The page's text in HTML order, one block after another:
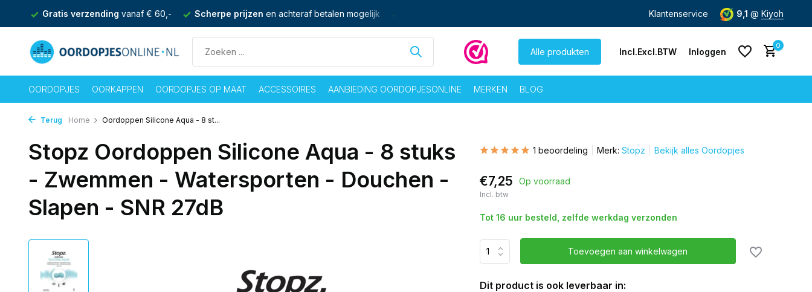
Gratis verzending vanaf € 60,- Scherpe prijzen en achteraf betalen mogelijk Gratis verzending vanaf € 60,-
Klantenservice 9,1 @ Kiyoh
Alle produkten Incl.Excl.BTW Inloggen
0
OORDOPJES OORKAPPEN OORDOPJES OP MAAT ACCESSOIRES AANBIEDING OORDOPJESONLINE MERKEN BLOG
Terug Home Oordoppen Silicone Aqua - 8 st...
Stopz Oordoppen Silicone Aqua - 8 stuks
- Zwemmen - Watersporten - Douchen -
Slapen - SNR 27dB
1 beoordeling Merk: Stopz Bekijk alles Oordopjes
€7,25 Op voorraad
Incl. btw
Tot 16 uur besteld, zelfde werkdag verzonden
Toevoegen aan winkelwagen
Dit product is ook leverbaar in: